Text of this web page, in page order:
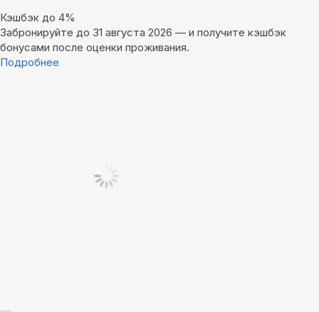
Кэшбэк до 4%
Забронируйте до 31 августа 2026 — и получите кэшбэк
бонусами после оценки проживания.
Подробнее